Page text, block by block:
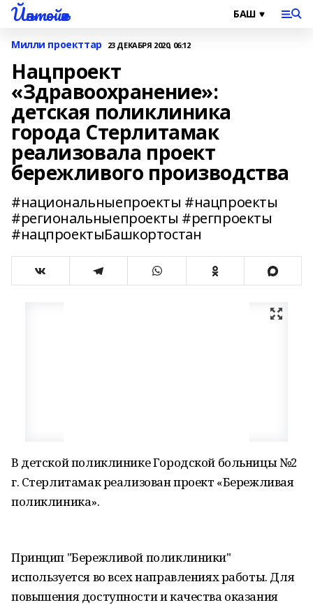
Йәнтөйәк
Милли проекттар 23 ДЕКАБРЯ 2020, 06:12
Нацпроект
«Здравоохранение»:
детская поликлиника
города Стерлитамак
реализовала проект
бережливого производства
#национальныепроекты #нацпроекты
#региональныепроекты #регпроекты
#нацпроектыБашкортостан
В детской поликлинике Городской больницы №2
г. Стерлитамак реализован проект «Бережливая
поликлиника».
Принцип "Бережливой поликлиники"
используется во всех направлениях работы. Для
повышения доступности и качества оказания